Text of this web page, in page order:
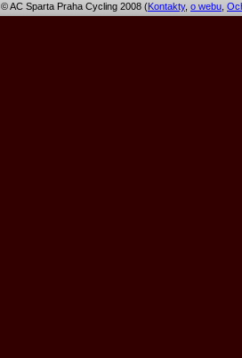
© AC Sparta Praha Cycling 2008 (Kontakty, o webu